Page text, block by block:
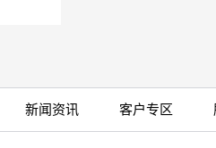
新闻资讯 客户专区